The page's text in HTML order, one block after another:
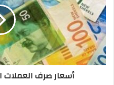
أسعار صرف العملات